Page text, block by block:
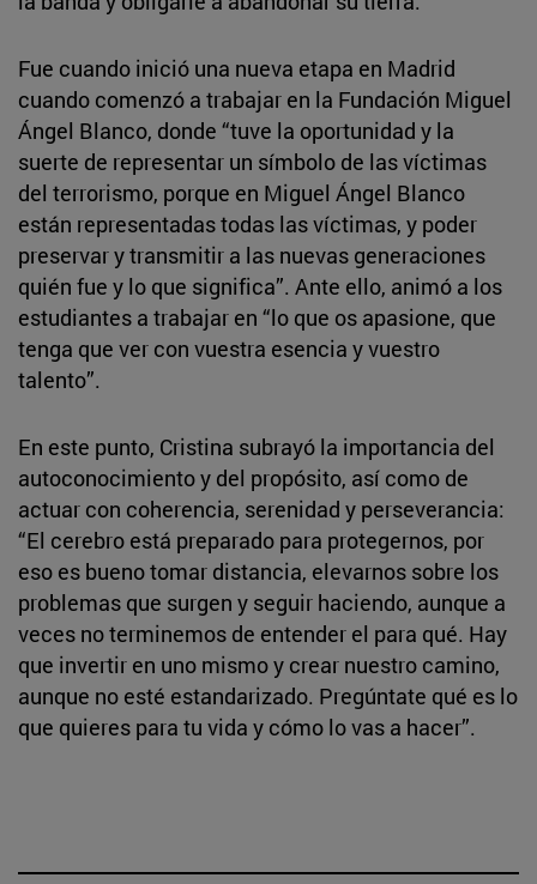
Fue cuando inició una nueva etapa en Madrid
cuando comenzó a trabajar en la Fundación Miguel
Ángel Blanco, donde “tuve la oportunidad y la
suerte de representar un símbolo de las víctimas
del terrorismo, porque en Miguel Ángel Blanco
están representadas todas las víctimas, y poder
preservar y transmitir a las nuevas generaciones
quién fue y lo que significa”. Ante ello, animó a los
estudiantes a trabajar en “lo que os apasione, que
tenga que ver con vuestra esencia y vuestro
talento”.
En este punto, Cristina subrayó la importancia del
autoconocimiento y del propósito, así como de
actuar con coherencia, serenidad y perseverancia:
“El cerebro está preparado para protegernos, por
eso es bueno tomar distancia, elevarnos sobre los
problemas que surgen y seguir haciendo, aunque a
veces no terminemos de entender el para qué. Hay
que invertir en uno mismo y crear nuestro camino,
aunque no esté estandarizado. Pregúntate qué es lo
que quieres para tu vida y cómo lo vas a hacer”.